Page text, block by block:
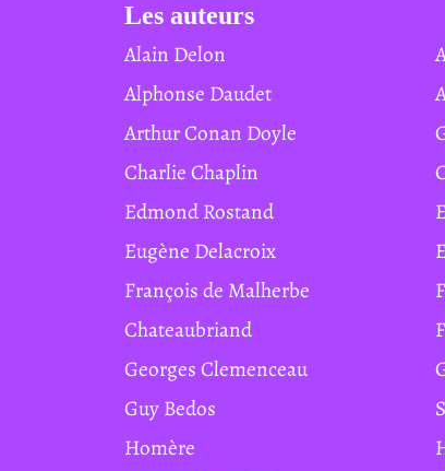
Les auteurs
Alain Delon
Alphonse Daudet
Arthur Conan Doyle
Charlie Chaplin
Edmond Rostand
Eugène Delacroix
François de Malherbe
Chateaubriand
Georges Clemenceau
Guy Bedos
Homère